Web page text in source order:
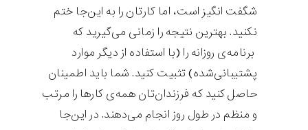
شگفت انگیز است، اما کارتان را به این‌جا ختم
نکنید. بهترین نتیجه را زمانی می‌گیرید که
برنامه‌ی روزانه را (با استفاده از دیگر موارد
پشتیبانی‌شده) تثبیت کنید. شما باید اطمینان
حاصل کنید که فرزندان‌تان همه‌ی کارها را مرتب
و منظم در طول روز انجام می‌دهند. در این‌جا